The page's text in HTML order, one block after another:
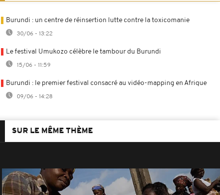
Burundi : un centre de réinsertion lutte contre la toxicomanie
30/06 - 13:22
Le festival Umukozo célèbre le tambour du Burundi
15/06 - 11:59
Burundi : le premier festival consacré au vidéo-mapping en Afrique
09/06 - 14:28
SUR LE MÊME THÈME